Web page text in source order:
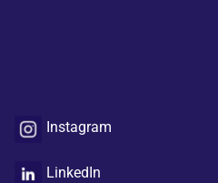
Instagram
LinkedIn